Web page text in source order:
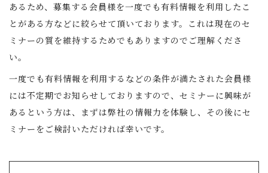
あるため、募集する会員様を一度でも有料情報を利用したこ
とがある方などに絞らせて頂いております。これは現在のセ
ミナーの質を維持するためでもありますのでご理解くださ
い。
一度でも有料情報を利用するなどの条件が満たされた会員様
には不定期でお知らせしておりますので、セミナーに興味が
あるという方は、まずは弊社の情報力を体験し、その後にセ
ミナーをご検討いただければ幸いです。